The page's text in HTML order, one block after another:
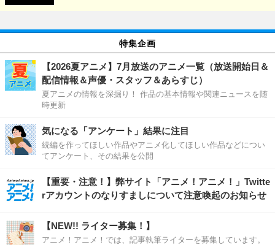
特集企画
【2026夏アニメ】7月放送のアニメ一覧（放送開始日＆
配信情報＆声優・スタッフ＆あらすじ）
夏アニメの情報を深掘り！ 作品の基本情報や関連ニュースを随
時更新
気になる「アンケート」結果に注目
続編を作ってほしい作品やアニメ化してほしい作品などについ
てアンケート、その結果を公開
【重要・注意！】弊サイト「アニメ！アニメ！」Twitte
rアカウントのなりすましについて注意喚起のお知らせ
【NEW!! ライター募集！】
アニメ！アニメ！では、記事執筆ライターを募集しています。